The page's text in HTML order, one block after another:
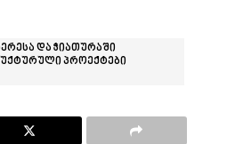
და ჭიათურაში
პროექტები